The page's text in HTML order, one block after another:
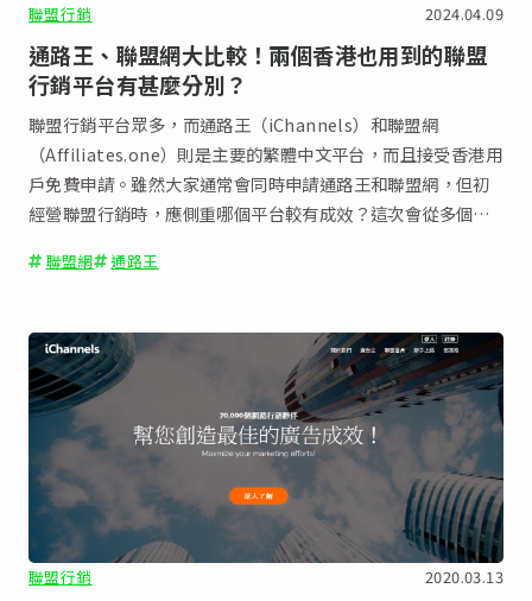
聯盟行銷 2024.04.09
通路王、聯盟網大比較！兩個香港也用到的聯盟
行銷平台有甚麼分別？
聯盟行銷平台眾多，而通路王（iChannels）和聯盟網
（Affiliates.one）則是主要的繁體中文平台，而且接受香港用
戶免費申請。雖然大家通常會同時申請通路王和聯盟網，但初
經營聯盟行銷時，應側重哪個平台較有成效？這次會從多個角
聯盟網 通路王
聯盟行銷 2020.03.13